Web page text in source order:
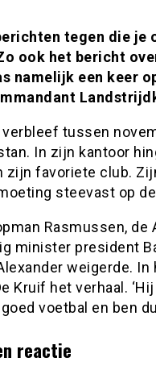
tegen die je
ook het bericht
namelijk een keer
verbleef tussen
In zijn kantoor
zijn favoriete club.
steevast op
Rasmussen,
minister president
weigerde. In
Kruif het verhaal.
voetbal en ben
reactie